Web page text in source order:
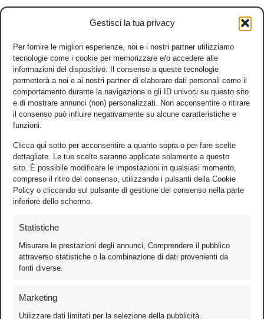
Gestisci la tua privacy
Per fornire le migliori esperienze, noi e i nostri partner utilizziamo
tecnologie come i cookie per memorizzare e/o accedere alle
informazioni del dispositivo. Il consenso a queste tecnologie
permetterà a noi e ai nostri partner di elaborare dati personali come il
comportamento durante la navigazione o gli ID univoci su questo sito
e di mostrare annunci (non) personalizzati. Non acconsentire o ritirare
il consenso può influire negativamente su alcune caratteristiche e
funzioni.
Clicca qui sotto per acconsentire a quanto sopra o per fare scelte
dettagliate. Le tue scelte saranno applicate solamente a questo
sito. È possibile modificare le impostazioni in qualsiasi momento,
compreso il ritiro del consenso, utilizzando i pulsanti della Cookie
Policy o cliccando sul pulsante di gestione del consenso nella parte
inferiore dello schermo.
Statistiche
Misurare le prestazioni degli annunci, Comprendere il pubblico
attraverso statistiche o la combinazione di dati provenienti da
fonti diverse.
Marketing
Utilizzare dati limitati per la selezione della pubblicità.